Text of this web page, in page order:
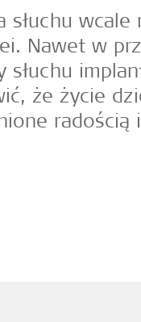
słuchu
Nawet w
słuchu
że życie